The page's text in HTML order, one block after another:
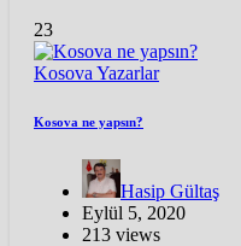
23
Kosova Yazarlar
Kosova ne yapsın?
Hasip Gültaş
Eylül 5, 2020
213 views